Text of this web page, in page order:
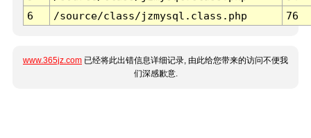
6
/source/class/jzmysql.class.php 76
www.365jz.com 已经将此出错信息详细记录, 由此给您带来的访问不便我
们深感歉意.